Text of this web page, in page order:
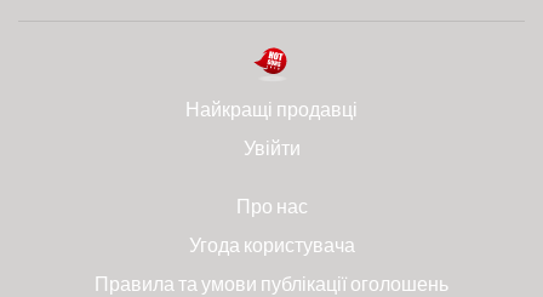
Найкращі продавці
Увійти
Про нас
Угода користувача
Правила та умови публікації оголошень